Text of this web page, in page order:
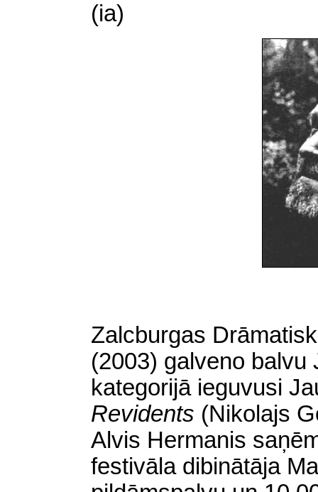
(ia)
Zalcburgas
(2003) galveno balvu
kategorijā ieguvusi
Revidents (Nikolajs
Alvis Hermanis
festivāla dibinātāja